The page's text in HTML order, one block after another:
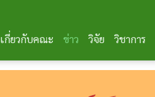
เกี่ยวกับคณะ ข่าว วิจัย วิชาการ